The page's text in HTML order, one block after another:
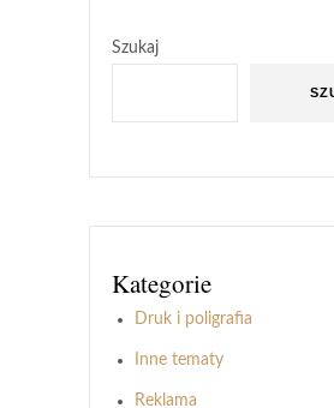
Szukaj
Kategorie
Druk i poligrafia
Inne tematy
Reklama